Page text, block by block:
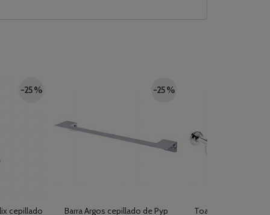
-25 %
cepillado
-25 %
Barra Argos cepillado de Pyp Toallero AC-59